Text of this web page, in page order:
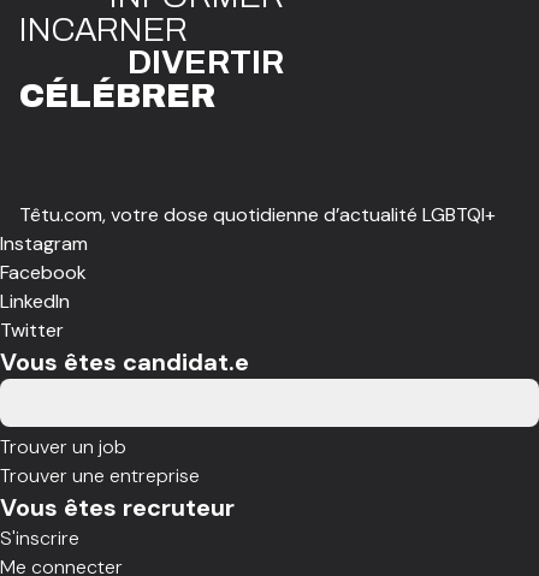
INCARNER
DIVERTIR
CÉLÉBRER
Têtu.com, votre dose quotidienne d’actualité LGBTQI+
Instagram
Facebook
LinkedIn
Twitter
Vous êtes candidat.e
Trouver un job
Trouver une entreprise
Vous êtes recruteur
S'inscrire
Me connecter